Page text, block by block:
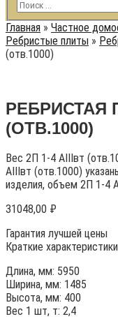
Главная » Частное
Ребристые плиты »
(отв.1000)
РЕБРИСТАЯ
(ОТВ.1000)
Вес 2П 1-4 АIIIвт
АIIIвт (отв.1000)
изделия, объем 2П 1-4
31048,00 ₽
Гарантия лучшей цены
Краткие характеристики
Длина, мм: 5950
Ширина, мм: 1485
Высота, мм: 400
Вес 1 шт, т: 2,4